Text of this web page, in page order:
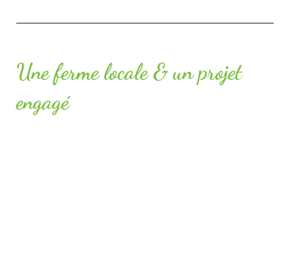
Une ferme locale & un projet
engagé